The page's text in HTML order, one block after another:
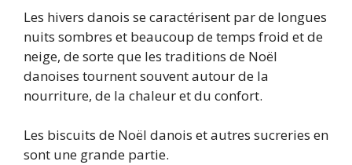
Les hivers danois se caractérisent par de longues
nuits sombres et beaucoup de temps froid et de
neige, de sorte que les traditions de Noël
danoises tournent souvent autour de la
nourriture, de la chaleur et du confort.
Les biscuits de Noël danois et autres sucreries en
sont une grande partie.